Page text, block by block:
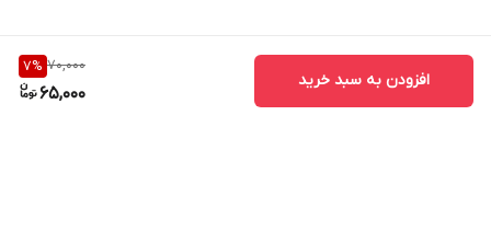
70,000
7%
65,000
افزودن به سبد خرید